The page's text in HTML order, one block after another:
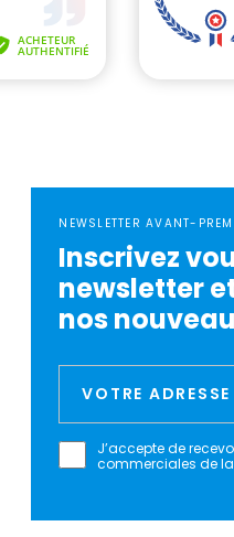
NEWSLETTER AVANT-
Inscrivez
newsletter
nos
J’accepte de
commerciales de